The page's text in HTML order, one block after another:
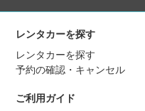
レンタカーを探す
レンタカーを探す
予約の確認・キャンセル
ご利用ガイド